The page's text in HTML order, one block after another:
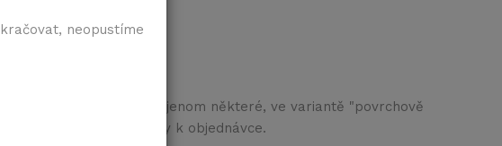
vč. DPH
všechny díly židle, nebo jenom některé, ve variantě "povrchově
napište toto do poznámky k objednávce.
neopustíme